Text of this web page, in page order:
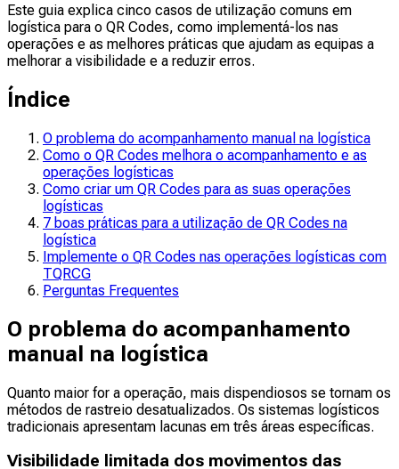
Este guia explica cinco casos de utilização comuns em
logística para o QR Codes, como implementá-los nas
operações e as melhores práticas que ajudam as equipas a
melhorar a visibilidade e a reduzir erros.
Índice
O problema do acompanhamento manual na logística
Como o QR Codes melhora o acompanhamento e as
operações logísticas
Como criar um QR Codes para as suas operações
logísticas
7 boas práticas para a utilização de QR Codes na
logística
Implemente o QR Codes nas operações logísticas com
TQRCG
Perguntas Frequentes
O problema do acompanhamento
manual na logística
Quanto maior for a operação, mais dispendiosos se tornam os
métodos de rastreio desatualizados. Os sistemas logísticos
tradicionais apresentam lacunas em três áreas específicas.
Visibilidade limitada dos movimentos das